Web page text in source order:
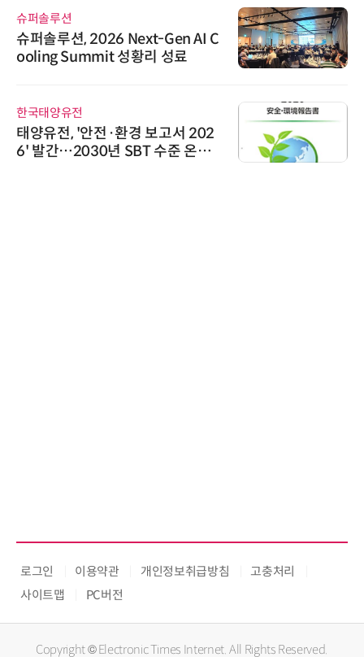
슈퍼솔루션
슈퍼솔루션, 2026 Next-Gen AI C
ooling Summit 성황리 성료
한국태양유전
태양유전, '안전·환경 보고서 202
6' 발간…2030년 SBT 수준 온실
로그인 이용약관 개인정보취급방침
고충처리
사이트맵
PC버전
Copyright © Electronic Times Internet. All Rights Reserved.